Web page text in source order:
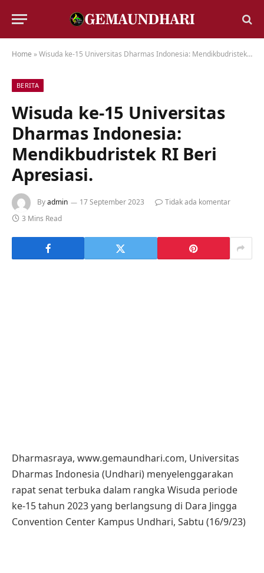
Home »Wisuda ke-15 Universitas Dharmas Indonesia: Mendikbudristek RI Beri Apresiasi.
BERITA
Wisuda ke-15 Universitas
Dharmas Indonesia:
Mendikbudristek RI Beri
Apresiasi.
Byadmin 17 September 2023
Tidak ada komentar
3 Mins Read
Dharmasraya, www.gemaundhari.com, Universitas
Dharmas Indonesia (Undhari) menyelenggarakan
rapat senat terbuka dalam rangka Wisuda periode
ke-15 tahun 2023 yang berlangsung di Dara Jingga
Convention Center Kampus Undhari, Sabtu (16/9/23)